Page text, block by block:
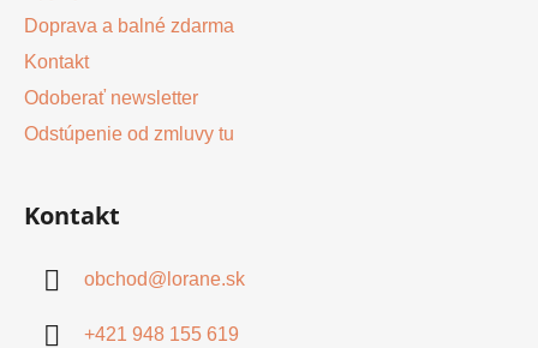
Doprava a balné zdarma
Kontakt
Odoberať newsletter
Odstúpenie od zmluvy tu
Kontakt
obchod@ lorane.sk
+421 948 155 619